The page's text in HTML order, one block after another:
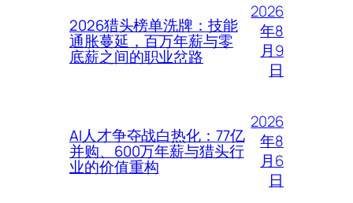
2026猎头榜单洗牌：技能
通胀蔓延，百万年薪与零
底薪之间的职业岔路
2026
年8
月9
日
AI人才争夺战白热化：77亿
并购、600万年薪与猎头行
业的价值重构
2026
年8
月6
日